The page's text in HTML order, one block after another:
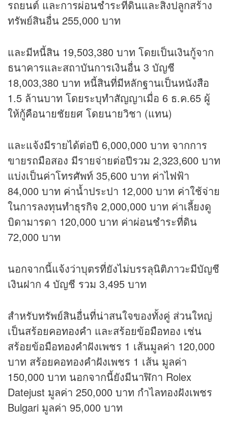
รถยนต์ และการผ่อนชำระที่ดินและสิ่งปลูกสร้าง
ทรัพย์สินอื่น 255,000 บาท
และมีหนี้สิน 19,503,380 บาท โดยเป็นเงินกู้จาก
ธนาคารและสถาบันการเงินอื่น 3 บัญชี
18,003,380 บาท หนี้สินที่มีหลักฐานเป็นหนังสือ
1.5 ล้านบาท โดยระบุทำสัญญาเมื่อ 6 ธ.ค.65 ผู้
ให้กู้คือนายชัยยศ โดยนายวิชา (แทน)
และแจ้งมีรายได้ต่อปี 6,000,000 บาท จากการ
ขายรถมือสอง มีรายจ่ายต่อปีรวม 2,323,600 บาท
แบ่งเป็นค่าโทรศัพท์ 35,600 บาท ค่าไฟฟ้า
84,000 บาท ค่าน้ำประปา 12,000 บาท ค่าใช้จ่าย
ในการลงทุนทำธุรกิจ 2,000,000 บาท ค่าเลี้ยงดู
บิดามารดา 120,000 บาท ค่าผ่อนชำระที่ดิน
72,000 บาท
นอกจากนี้แจ้งว่าบุตรที่ยังไม่บรรลุนิติภาวะมีบัญชี
เงินฝาก 4 บัญชี รวม 3,495 บาท
สำหรับทรัพย์สินอื่นที่น่าสนใจของทั้งคู่ ส่วนใหญ่
เป็นสร้อยคอทองคำ และสร้อยข้อมือทอง เช่น
สร้อยข้อมือทองคำฝังเพชร 1 เส้นมูลค่า 120,000
บาท สร้อยคอทองคำฝังเพชร 1 เส้น มูลค่า
150,000 บาท นอกจากนี้ยังมีนาฬิกา Rolex
Datejust มูลค่า 250,000 บาท กำไลทองฝังเพชร
Bulgari มูลค่า 95,000 บาท